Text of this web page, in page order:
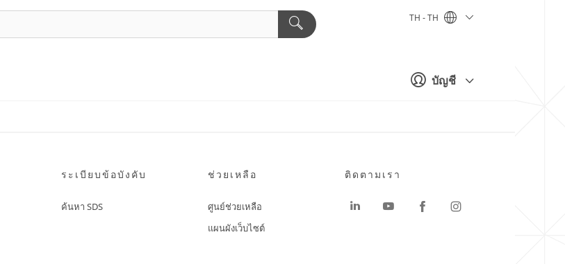
บัญชี
TH - TH
ระเบียบข้อบังคับ
ค้นหา SDS
ช่วยเหลือ
ศูนย์ช่วยเหลือ
แผนผังเว็บไซต์
ติดตามเรา